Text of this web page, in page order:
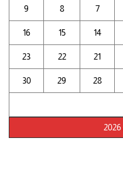
7
8
9
14
15
16
21
22
23
28
29
30